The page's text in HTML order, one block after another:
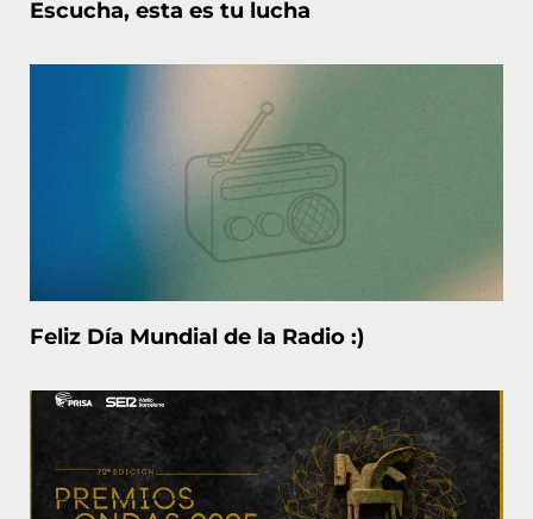
Escucha, esta es tu lucha
Feliz Día Mundial de la Radio :)